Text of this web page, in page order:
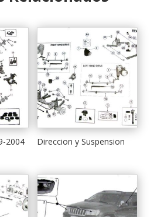
2004 Direccion y Suspension